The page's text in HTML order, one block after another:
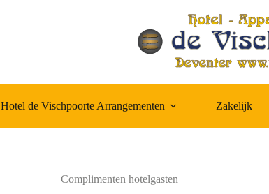
Hotel de Vischpoorte Arrangementen Zakelijk
Complimenten hotelgasten